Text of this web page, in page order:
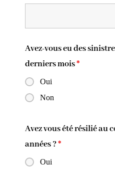
Avez-vous eu des
derniers mois*
Oui
Non
Avez vous été résilié au
années ?*
Oui